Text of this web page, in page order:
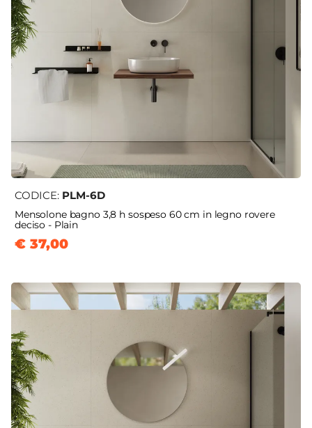
CODICE: PLM-6D
Mensolone bagno 3,8 h sospeso 60 cm in legno rovere
deciso - Plain
€ 37,00